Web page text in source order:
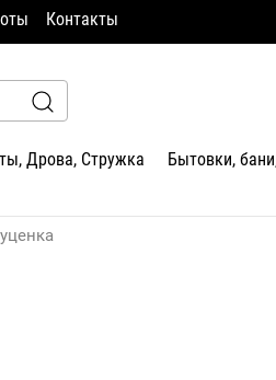
Контакты
Дрова, Стружка
Бытовки,